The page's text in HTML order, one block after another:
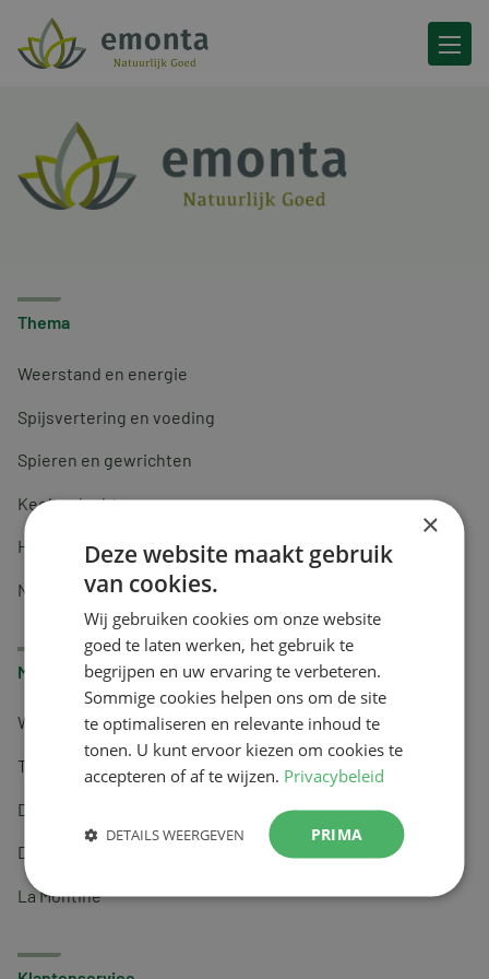
Ga naar de inhoud
Thema
Weerstand en energie
Spijsvertering en voeding
Spieren en gewrichten
Keel en luchtwegen
Huidverzorging
Nachtrust
Merken
Wapiti
Tai-Ginseng
Dermagíq
Draisma
La Montine
×
Deze website maakt gebruik
van cookies.
Wij gebruiken cookies om onze website
goed te laten werken, het gebruik te
begrijpen en uw ervaring te verbeteren.
Sommige cookies helpen ons om de site
te optimaliseren en relevante inhoud te
tonen. U kunt ervoor kiezen om cookies te
accepteren of af te wijzen. Privacybeleid
PRIMA
DETAILS WEERGEVEN